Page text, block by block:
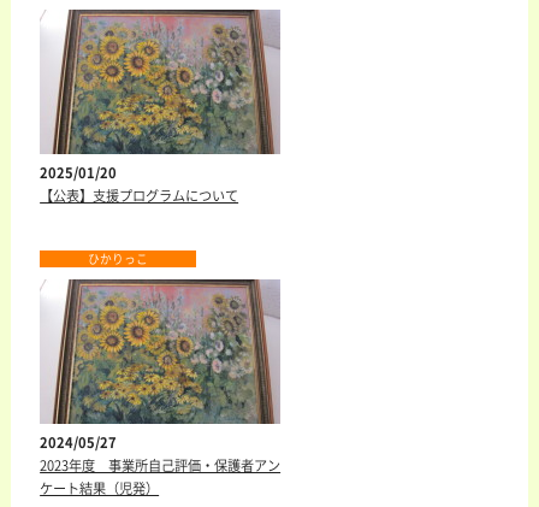
ニュース＆トピックス
お問い合わせ
活動内容
ごあいさつ
授産製品
法人概要
求人情報
2025/01/20
【公表】支援プログラムについて
ひかりっこ
2024/05/27
2023年度 事業所自己評価・保護者アン
ケート結果（児発）